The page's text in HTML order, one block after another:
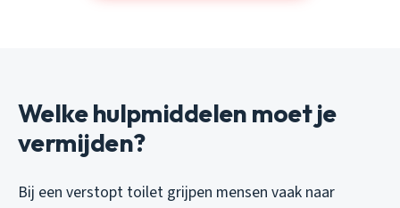
Welke hulpmiddelen moet je
vermijden?
Bij een verstopt toilet grijpen mensen vaak naar